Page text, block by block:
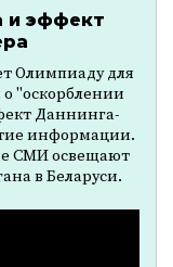
и эффект
Олимпиаду для
"оскорблении
Даннинга-
информации.
СМИ освещают
в Беларуси.